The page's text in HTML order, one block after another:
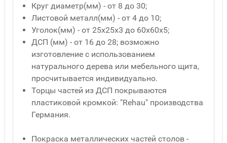
Круг диаметр(мм) - от 8 до 30;
Листовой металл(мм) - от 4 до 10;
Уголок(мм) - от 25x25x3 до 60x60x5;
ДСП (мм) - от 16 до 28; возможно
изготовление с использованием
натурального дерева или мебельного щита,
просчитывается индивидуально.
Торцы частей из ДСП покрываются
пластиковой кромкой: "Rehau" производства
Германия.
Покраска металлических частей столов -